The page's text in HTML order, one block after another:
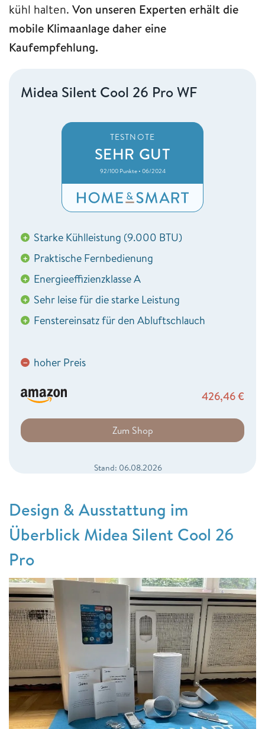
kühl halten. Von unseren Experten erhält die
mobile Klimaanlage daher eine
Kaufempfehlung.
Midea Silent Cool 26 Pro WF
TESTNOTE
SEHR GUT
92/100 Punkte • 06/2024
+ Starke Kühlleistung (9.000 BTU)
+ Praktische Fernbedienung
+ Energieeffizienzklasse A
+ Sehr leise für die starke Leistung
+ Fenstereinsatz für den Abluftschlauch
− hoher Preis
426,46€
Zum Shop
Stand: 06.08.2026
Design & Ausstattung im
Überblick Midea Silent Cool 26
Pro